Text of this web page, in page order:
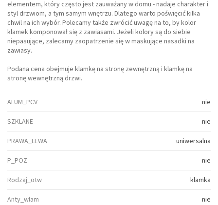
elementem, który często jest zauważany w domu - nadaje charakter i
styl drzwiom, a tym samym wnętrzu. Dlatego warto poświęcić kilka
chwil na ich wybór. Polecamy także zwrócić uwagę na to, by kolor
klamek komponował się z zawiasami. Jeżeli kolory są do siebie
niepasujące, zalecamy zaopatrzenie się w maskujące nasadki na
zawiasy.
Podana cena obejmuje klamkę na stronę zewnętrzną i klamkę na
stronę wewnętrzną drzwi.
ALUM_PCV nie
SZKLANE nie
PRAWA_LEWA uniwersalna
P_POZ nie
Rodzaj_otw klamka
Anty_wlam nie